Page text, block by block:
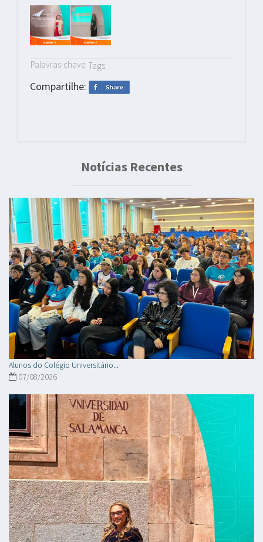
Palavras-chave: Tags:
Compartilhe:
Notícias Recentes
Alunos do Colégio Universitário...
07/08/2026